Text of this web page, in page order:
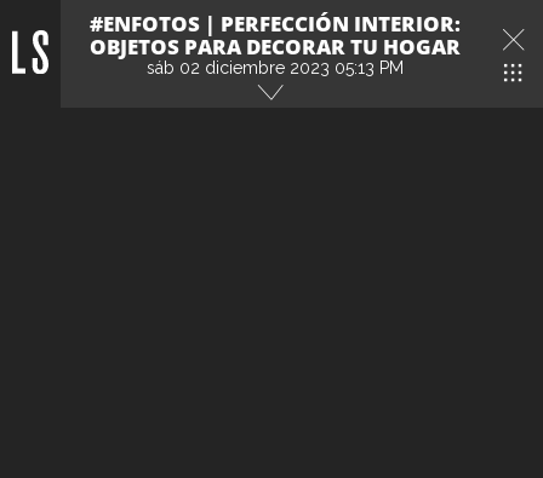
#ENFOTOS | PERFECCIÓN INTERIOR:
OBJETOS PARA DECORAR TU HOGAR
sáb 02 diciembre 2023 05:13 PM